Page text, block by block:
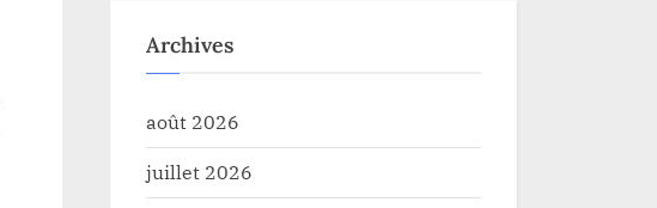
Archives
août 2026
juillet 2026